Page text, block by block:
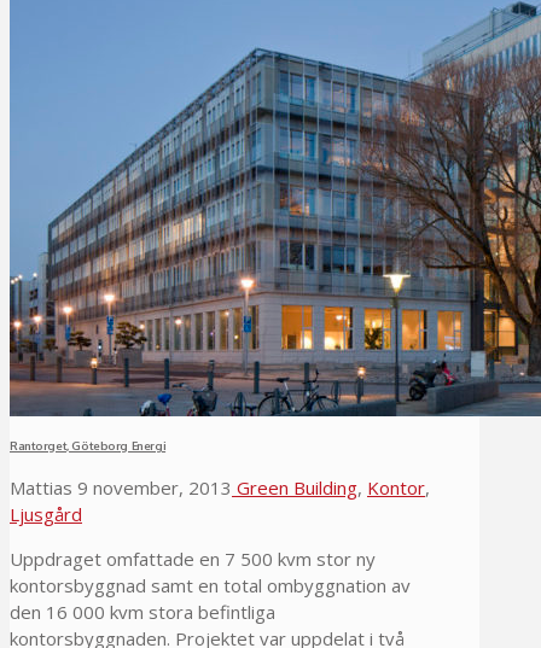
Rantorget, Göteborg Energi
Mattias 9 november, 2013 Green Building, Kontor,
Ljusgård
Uppdraget omfattade en 7 500 kvm stor ny
kontorsbyggnad samt en total ombyggnation av
den 16 000 kvm stora befintliga
kontorsbyggnaden. Projektet var uppdelat i två